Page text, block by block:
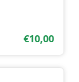
€10,00